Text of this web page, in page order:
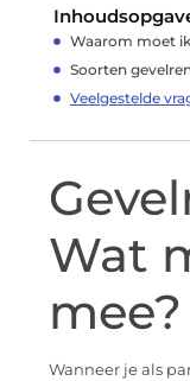
Waarom moet
Soorten
Veelgestelde
Wat
mee?
Wanneer je als